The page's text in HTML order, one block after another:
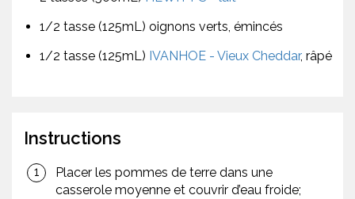
1/2 tasse (125mL) oignons verts, émincés
1/2 tasse (125mL) IVANHOE - Vieux Cheddar, râpé
Instructions
Placer les pommes de terre dans une
casserole moyenne et couvrir d’eau froide;